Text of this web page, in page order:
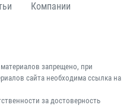
Компании
запрещено, при
сайта необходима ссылка на
за достоверность